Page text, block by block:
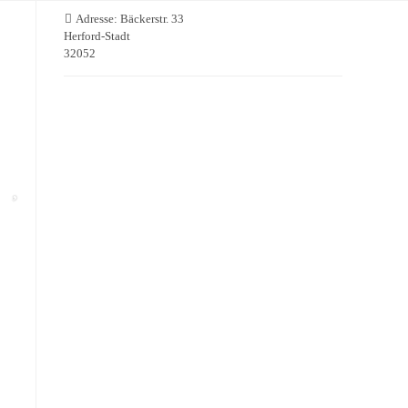
Adresse: Bäckerstr. 33
Herford-Stadt
32052